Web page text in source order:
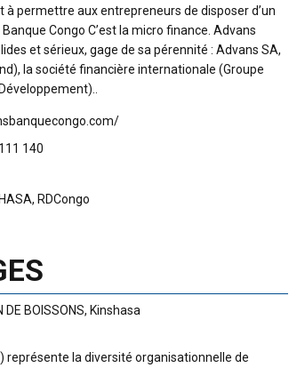
permettre aux entrepreneurs de disposer d’un
Congo C’est la micro finance. Advans
et sérieux, gage de sa pérennité : Advans SA,
la société financière internationale (Groupe
140
RDCongo
DE BOISSONS, Kinshasa
représente la diversité organisationnelle de